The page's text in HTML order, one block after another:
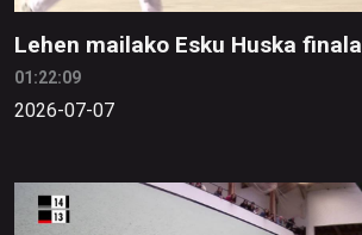
Lehen mailako Esku Huska finala
01:22:09
2026-07-07